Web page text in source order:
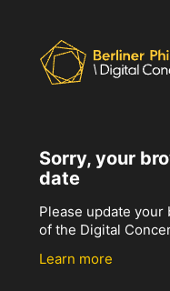
Sorry, your
date
Please update
of the Digital
Learn more